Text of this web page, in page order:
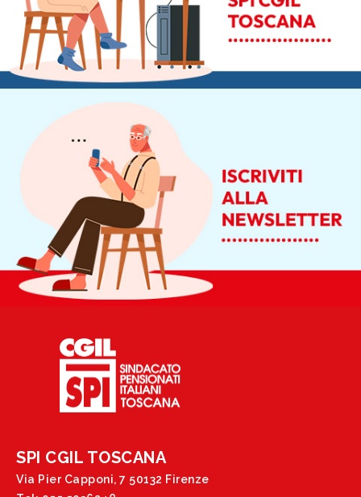
SPI CGIL TOSCANA
Via Pier Capponi, 7 50132 Firenze